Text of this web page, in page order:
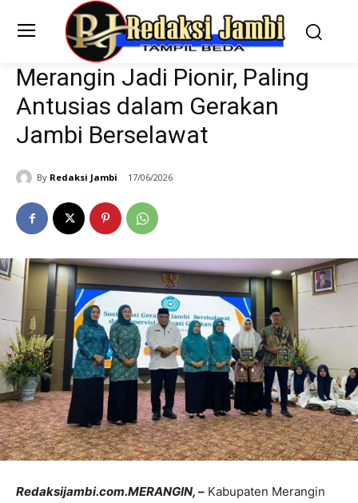
Merangin Jadi Pionir, Paling
Antusias dalam Gerakan
Jambi Berselawat
By Redaksi Jambi 17/06/2026
Redaksijambi.com.MERANGIN, – Kabupaten Merangin